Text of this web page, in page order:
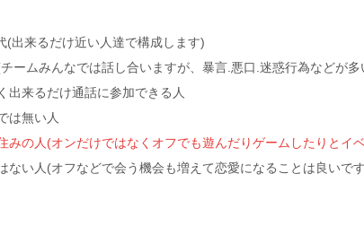
(出来るだけ近い人達で構成します)
ームみんなでは話し合いますが、暴言.悪口.迷惑行為などが
出来るだけ通話に参加できる人
は無い人
みの人(オンだけではなくオフでも遊んだりゲームしたりとイ
ない人(オフなどで会う機会も増えて恋愛になることは良いで